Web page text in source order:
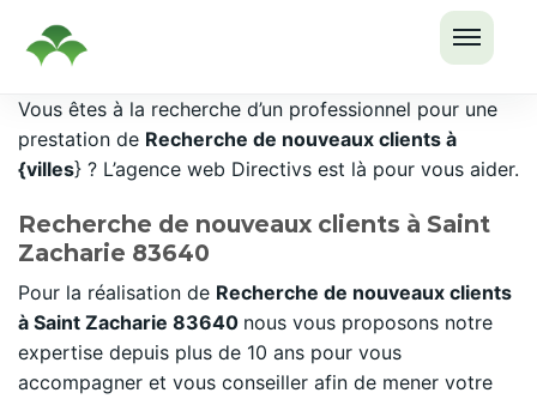
LE
MENU
Passer
au
contenu
Vous êtes à la recherche d’un professionnel pour une
prestation de Recherche de nouveaux clients à
{villes} ? L’agence web Directivs est là pour vous aider.
Recherche de nouveaux clients à Saint
Zacharie 83640
Pour la réalisation de Recherche de nouveaux clients
à Saint Zacharie 83640 nous vous proposons notre
expertise depuis plus de 10 ans pour vous
accompagner et vous conseiller afin de mener votre